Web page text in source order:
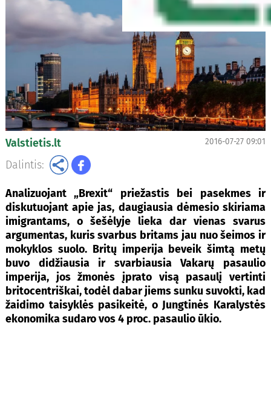
Valstietis.lt 2016-07-27 09:01
Dalintis:
Analizuojant „Brexit“ priežastis bei pasekmes ir
diskutuojant apie jas, daugiausia dėmesio skiriama
imigrantams, o šešėlyje lieka dar vienas svarus
argumentas, kuris svarbus britams jau nuo šeimos ir
mokyklos suolo. Britų imperija beveik šimtą metų
buvo didžiausia ir svarbiausia Vakarų pasaulio
imperija, jos žmonės įprato visą pasaulį vertinti
britocentriškai, todėl dabar jiems sunku suvokti, kad
žaidimo taisyklės pasikeitė, o Jungtinės Karalystės
ekonomika sudaro vos 4 proc. pasaulio ūkio.